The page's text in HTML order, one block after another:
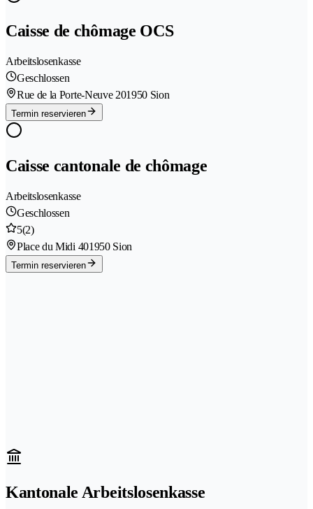
Caisse de chômage OCS
Arbeitslosenkasse
Geschlossen
Rue de la Porte-Neuve 201950 Sion
Termin reservieren
Caisse cantonale de chômage
Arbeitslosenkasse
Geschlossen
5(2)
Place du Midi 401950 Sion
Termin reservieren
Kantonale Arbeitslosenkasse